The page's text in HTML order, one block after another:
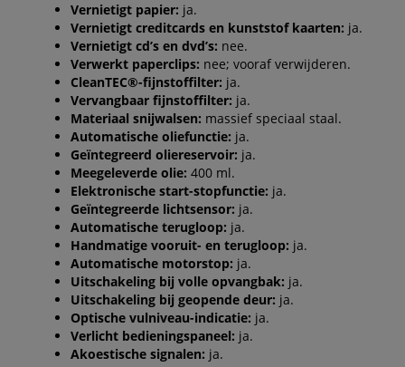
Vernietigt papier: ja.
Vernietigt creditcards en kunststof kaarten: ja.
Vernietigt cd’s en dvd’s: nee.
Verwerkt paperclips: nee; vooraf verwijderen.
CleanTEC®-fijnstoffilter: ja.
Vervangbaar fijnstoffilter: ja.
Materiaal snijwalsen: massief speciaal staal.
Automatische oliefunctie: ja.
Geïntegreerd oliereservoir: ja.
Meegeleverde olie: 400 ml.
Elektronische start-stopfunctie: ja.
Geïntegreerde lichtsensor: ja.
Automatische terugloop: ja.
Handmatige vooruit- en terugloop: ja.
Automatische motorstop: ja.
Uitschakeling bij volle opvangbak: ja.
Uitschakeling bij geopende deur: ja.
Optische vulniveau-indicatie: ja.
Verlicht bedieningspaneel: ja.
Akoestische signalen: ja.